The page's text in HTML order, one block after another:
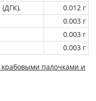
(ДГК),
0.012 г
0.003 г
0.003 г
0.003 г
крабовыми палочками и